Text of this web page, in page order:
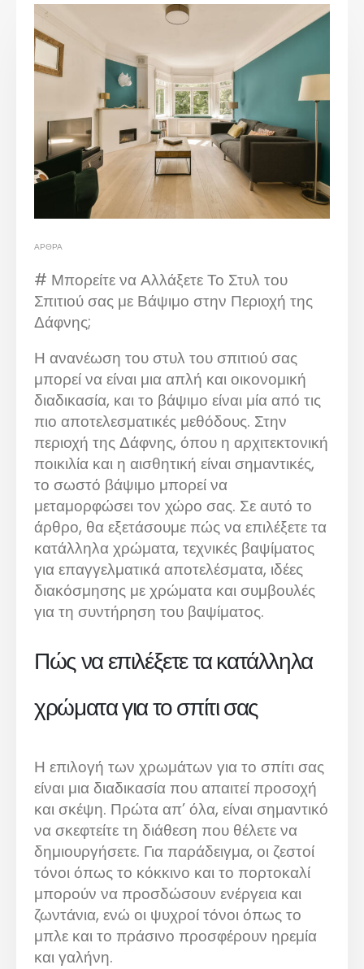
ΆΡΘΡΑ
# Μπορείτε να Αλλάξετε Το Στυλ του
Σπιτιού σας με Βάψιμο στην Περιοχή της
Δάφνης;
Η ανανέωση του στυλ του σπιτιού σας
μπορεί να είναι μια απλή και οικονομική
διαδικασία, και το βάψιμο είναι μία από τις
πιο αποτελεσματικές μεθόδους. Στην
περιοχή της Δάφνης, όπου η αρχιτεκτονική
ποικιλία και η αισθητική είναι σημαντικές,
το σωστό βάψιμο μπορεί να
μεταμορφώσει τον χώρο σας. Σε αυτό το
άρθρο, θα εξετάσουμε πώς να επιλέξετε τα
κατάλληλα χρώματα, τεχνικές βαψίματος
για επαγγελματικά αποτελέσματα, ιδέες
διακόσμησης με χρώματα και συμβουλές
για τη συντήρηση του βαψίματος.
Πώς να επιλέξετε τα κατάλληλα
χρώματα για το σπίτι σας
Η επιλογή των χρωμάτων για το σπίτι σας
είναι μια διαδικασία που απαιτεί προσοχή
και σκέψη. Πρώτα απ’ όλα, είναι σημαντικό
να σκεφτείτε τη διάθεση που θέλετε να
δημιουργήσετε. Για παράδειγμα, οι ζεστοί
τόνοι όπως το κόκκινο και το πορτοκαλί
μπορούν να προσδώσουν ενέργεια και
ζωντάνια, ενώ οι ψυχροί τόνοι όπως το
μπλε και το πράσινο προσφέρουν ηρεμία
και γαλήνη.